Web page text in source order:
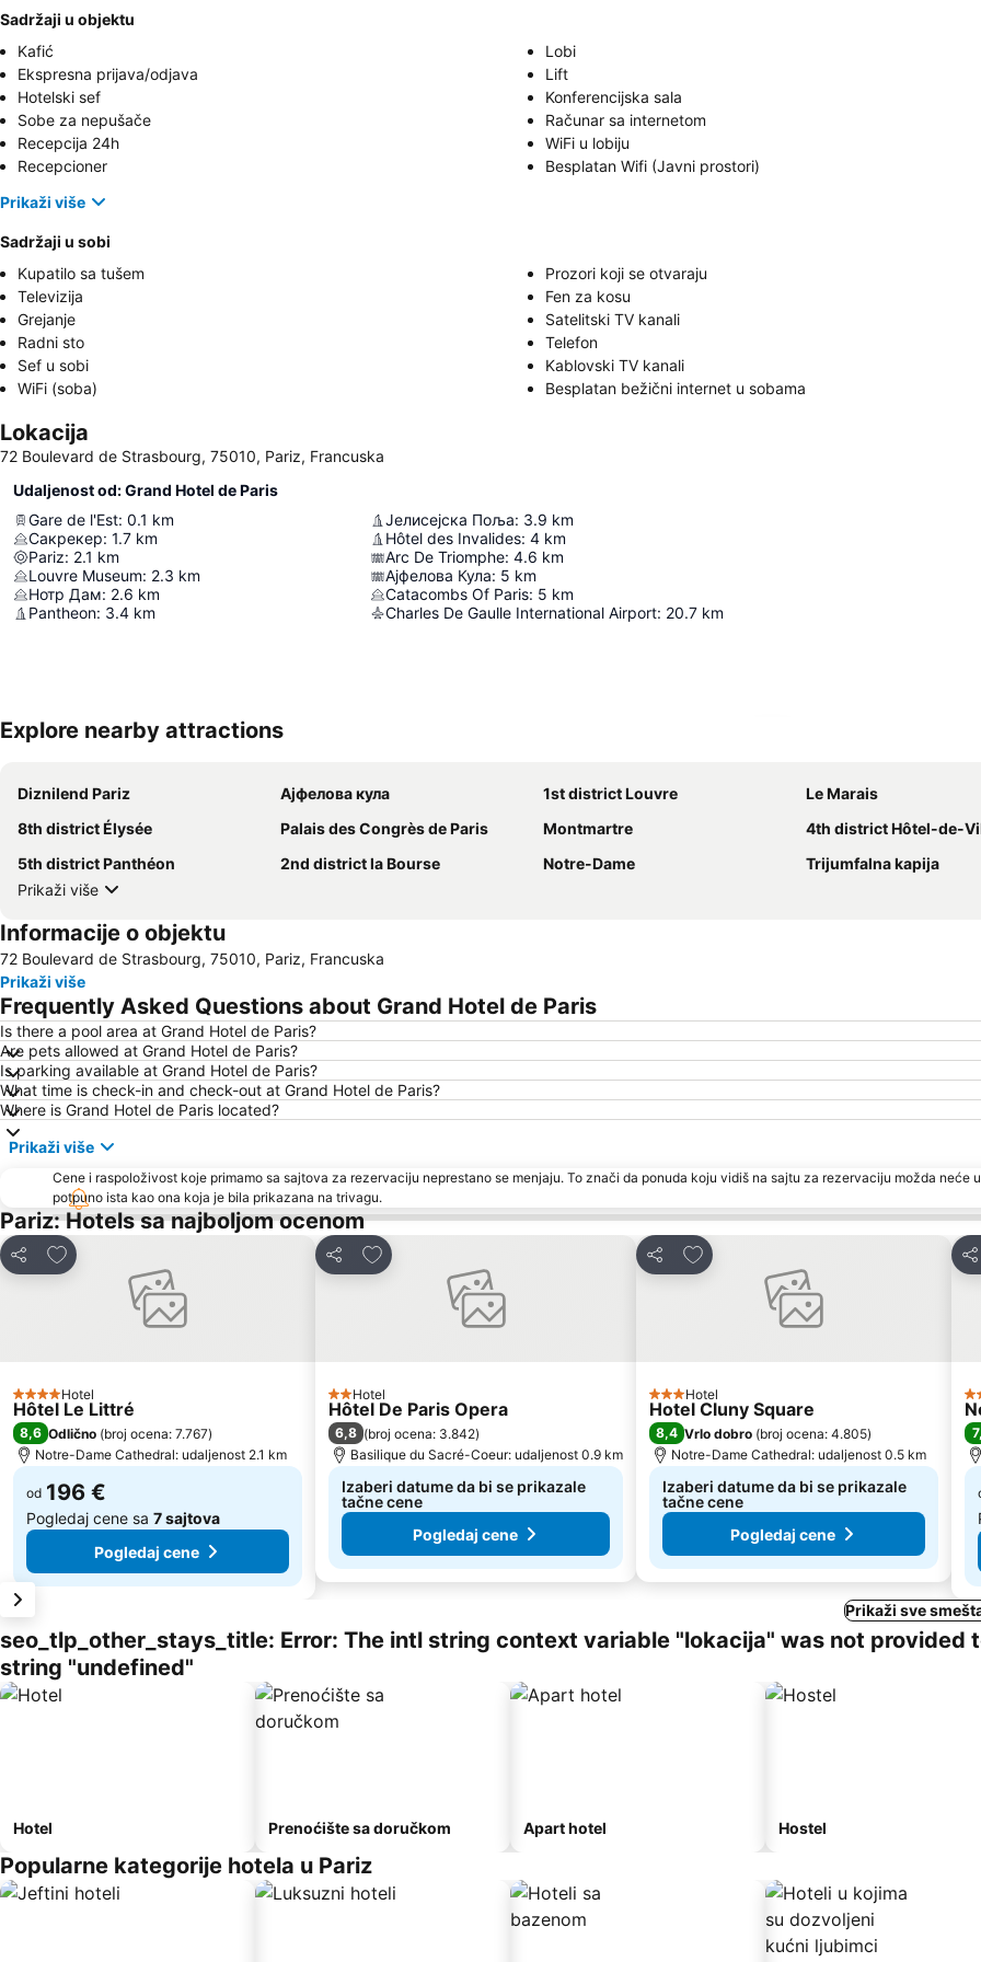
Sadržaji u objektu
Kafić
Lobi
Ekspresna prijava/odjava
Lift
Hotelski sef
Konferencijska sala
Sobe za nepušače
Računar sa internetom
Recepcija 24h
WiFi u lobiju
Recepcioner
Besplatan Wifi (Javni prostori)
Prikaži više
Sadržaji u sobi
Kupatilo sa tušem
Prozori koji se otvaraju
Televizija
Fen za kosu
Grejanje
Satelitski TV kanali
Radni sto
Telefon
Sef u sobi
Kablovski TV kanali
WiFi (soba)
Besplatan bežični internet u sobama
Lokacija
72 Boulevard de Strasbourg, 75010, Pariz, Francuska
Udaljenost od: Grand Hotel de Paris
Gare de l'Est: 0.1 km
Сакрекер: 1.7 km
Pariz: 2.1 km
Louvre Museum: 2.3 km
Нотр Дам: 2.6 km
Pantheon: 3.4 km
Јелисејска Поља: 3.9 km
Hôtel des Invalides: 4 km
Arc De Triomphe: 4.6 km
Ајфелова Кула: 5 km
Catacombs Of Paris: 5 km
Charles De Gaulle International Airport: 20.7 km
Explore nearby attractions
Diznilend Pariz Ајфелова кула 1st district Louvre
Le Marais
8th district Élysée
Palais des Congrès de Paris Montmartre
4th district Hôtel-de-
5th district Panthéon
2nd district la Bourse Notre-Dame
Trijumfalna kapija
Prikaži više
Informacije o objektu
72 Boulevard de Strasbourg, 75010, Pariz, Francuska
Prikaži više
Frequently Asked Questions about Grand Hotel de Paris
Is there a pool area at Grand Hotel de Paris?
Are pets allowed at Grand Hotel de Paris?
Is parking available at Grand Hotel de Paris?
What time is check-in and check-out at Grand Hotel de Paris?
Where is Grand Hotel de Paris located?
Prikaži više
Cene i raspoloživost koje primamo sa sajtova za rezervaciju neprestano se menjaju. To znači da ponuda koju vidiš na sajtu za rezervaciju možda neće
potpuno ista kao ona koja je bila prikazana na trivagu.
Pariz: Hotels sa najboljom ocenom
Deli
Dodati u favorite
4 Zvezdice
Hotel
Hôtel Le Littré
8,6 Odlično (broj ocena: 7.767)
Notre-Dame Cathedral: udaljenost 2.1 km
od 196 €
Pogledaj cene sa 7 sajtova
Pogledaj cene
Deli
Dodati u favorite
2 Zvezdice
Hotel
Hôtel De Paris Opera
6,8 (broj ocena: 3.842)
Basilique du Sacré-Coeur: udaljenost 0.9 km
Izaberi datume da bi se prikazale
tačne cene
Pogledaj cene
Deli
Dodati u favorite
3 Zvezdice
Hotel
Hotel Cluny Square
8,4 Vrlo dobro (broj ocena: 4.805)
Notre-Dame Cathedral: udaljenost 0.5 km
Izaberi datume da bi se prikazale
tačne cene
Pogledaj cene
4
Prikaži sve
seo_tlp_other_stays_title: Error: The intl string context variable "lokacija" was not provided
string "undefined"
Hotel Prenoćište sa doručkom Apart hotel Hostel
Popularne kategorije hotela u Pariz